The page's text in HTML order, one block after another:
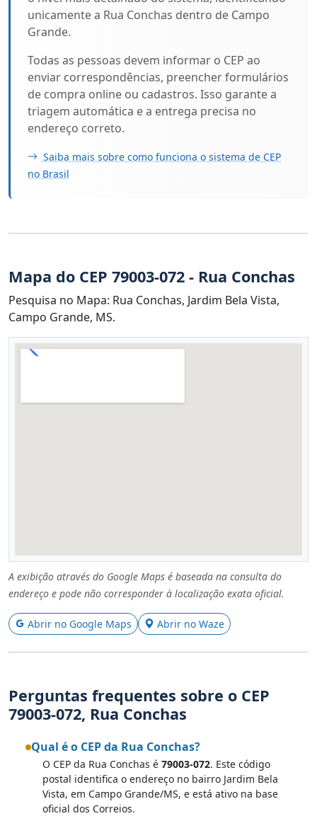
unicamente a Rua Conchas dentro de Campo
Grande.
Todas as pessoas devem informar o CEP ao
enviar correspondências, preencher formulários
de compra online ou cadastros. Isso garante a
triagem automática e a entrega precisa no
endereço correto.
Saiba mais sobre como funciona o sistema de CEP
no Brasil
Mapa do CEP 79003-072 - Rua Conchas
Pesquisa no Mapa: Rua Conchas, Jardim Bela Vista,
Campo Grande, MS.
A exibição através do Google Maps é baseada na consulta do
endereço e pode não corresponder à localização exata oficial.
Abrir no Google Maps Abrir no Waze
Perguntas frequentes sobre o CEP
79003-072, Rua Conchas
Qual é o CEP da Rua Conchas?
O CEP da Rua Conchas é 79003-072. Este código
postal identifica o endereço no bairro Jardim Bela
Vista, em Campo Grande/MS, e está ativo na base
oficial dos Correios.